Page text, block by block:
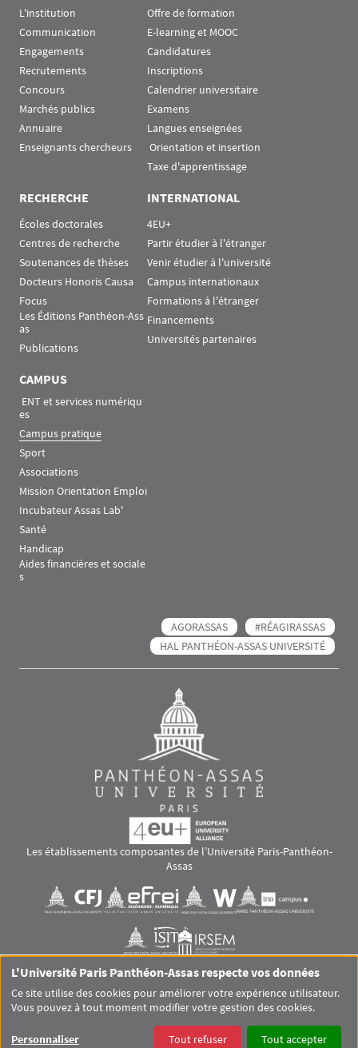
L'institution
Communication
Engagements
Recrutements
Concours
Marchés publics
Annuaire
Enseignants chercheurs
Offre de formation
E-learning et MOOC
Candidatures
Inscriptions
Calendrier universitaire
Examens
Langues enseignées
Orientation et insertion
Taxe d'apprentissage
RECHERCHE
Écoles doctorales
Centres de recherche
Soutenances de thèses
Docteurs Honoris Causa
Focus
Les Éditions Panthéon-Ass
as
Publications
INTERNATIONAL
4EU+
Partir étudier à l'étranger
Venir étudier à l'université
Campus internationaux
Formations à l'étranger
Financements
Universités partenaires
CAMPUS
es
Campus pratique
Sport
Associations
Mission Orientation Emploi
Incubateur Assas Lab'
Santé
Handicap
Aides financières et sociale
s
AGORASSAS
#RÉAGIRASSAS
HAL PANTHÉON-ASSAS UNIVERSITÉ
Les établissements composantes de l’Université Paris-Panthéon-
Assas
Visuel svgVisuel svg Visuel svgVisuel svg
Visuel svgVisuel svg
RS footer
GLOSSAIRE
MENTIONS LÉGALES
L'Université Paris Panthéon-Assas respecte vos données
Ce site utilise des cookies pour améliorer votre expérience utilisateur.
Vous pouvez à tout moment modifier votre gestion des cookies.
Personnaliser Tout refuser Tout accepter